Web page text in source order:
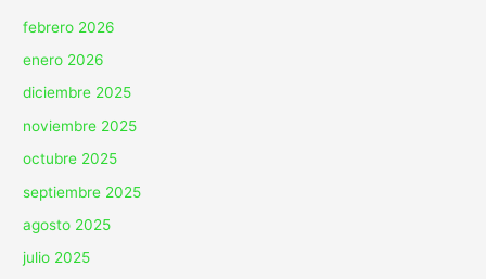
febrero 2026
enero 2026
diciembre 2025
noviembre 2025
octubre 2025
septiembre 2025
agosto 2025
julio 2025